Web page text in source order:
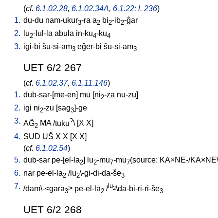
(cf. 6.1.02.28, 6.1.02.34A, 6.1.22: l. 236)
1. du-du nam-ukur3-ra a2 bi2-ib2-ĝar
2.
lu2-lul-la abula in-ku4-ku4
3. igi-bi šu-si-am3 eĝer-bi šu-si-am3
UET 6/2 267
(cf. 6.1.02.37, 6.1.11.146)
1. dub-sar-[me-en] mu [ni2-za nu-zu]
2. igi ni2-zu [sag3]-ge
3. AĜ2 MA/tuku?\ [ X X
4. SUD UŠ X X [X X]
(cf. 6.1.02.54)
5. dub-sar pe-[el-la2] lu2-mu7-mu7(source: KA×NE-/
6. nar pe-el-la2 /lu2\-gi-di-da-še3
7. /dam\-<gara3> pe-el-la2 /lu2\da-bi-ri-ri-še3
UET 6/2 268